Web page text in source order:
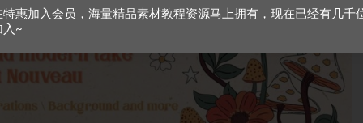
特惠加入会员，海量精品素材教程资源马上拥有，现在已经有几千
入~